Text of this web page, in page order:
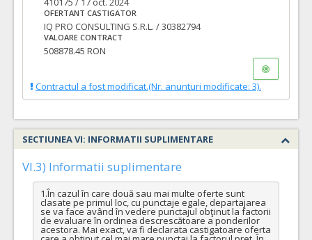
OFERTANT CASTIGATOR
IQ PRO CONSULTING S.R.L. / 30382794
VALOARE CONTRACT
508878.45 RON
Contractul a fost modificat.(Nr. anunturi modificate: 3).
SECTIUNEA VI: INFORMATII SUPLIMENTARE
VI.3) Informatii suplimentare
1.În cazul în care două sau mai multe oferte sunt
clasate pe primul loc, cu punctaje egale, departajarea
se va face având în vedere punctajul obţinut la factorii
de evaluare în ordinea descrescătoare a ponderilor
acestora. Mai exact, va fi declarata castigatoare oferta